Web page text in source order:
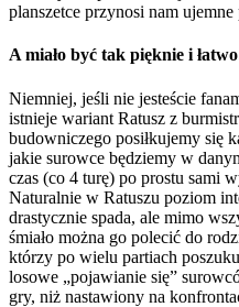
planszetce przynosi nam
A miało być tak pięknie i
Niemniej, jeśli nie jesteście
istnieje wariant Ratusz z
budowniczego posiłkujemy się
jakie surowce będziemy w
czas (co 4 turę) po prostu sami
Naturalnie w Ratuszu poziom
drastycznie spada, ale mimo
śmiało można go polecić do
którzy po wielu partiach
losowe „pojawianie się”
gry, niż nastawiony na